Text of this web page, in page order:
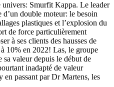
Smurfit Kappa. Le leader
d’un double moteur: le besoin
plastiques et l’explosion du
de force particulièrement
à ses clients des hausses de
10% en 2022! Las, le groupe
sa valeur depuis le début de
inadapté de valeur
passant par Dr Martens, les